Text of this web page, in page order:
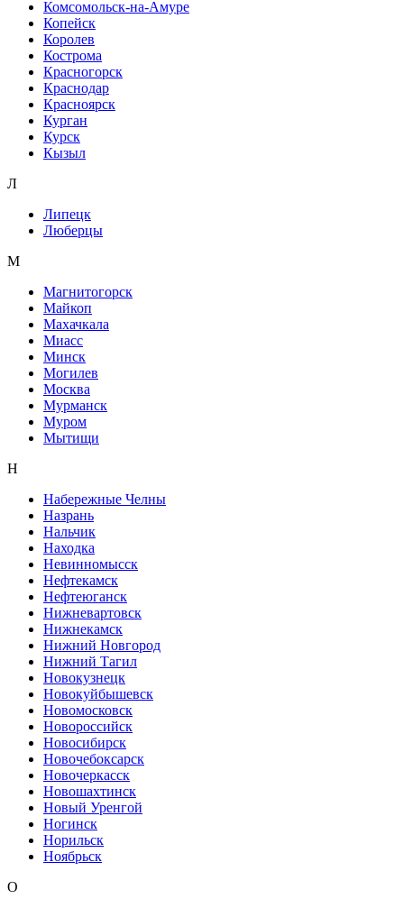
Комсомольск-на-Амуре
Копейск
Королев
Кострома
Красногорск
Краснодар
Красноярск
Курган
Курск
Кызыл
Л
Липецк
Люберцы
М
Магнитогорск
Майкоп
Махачкала
Миасс
Минск
Могилев
Москва
Мурманск
Муром
Мытищи
Н
Набережные Челны
Назрань
Нальчик
Находка
Невинномысск
Нефтекамск
Нефтеюганск
Нижневартовск
Нижнекамск
Нижний Новгород
Нижний Тагил
Новокузнецк
Новокуйбышевск
Новомосковск
Новороссийск
Новосибирск
Новочебоксарск
Новочеркасск
Новошахтинск
Новый Уренгой
Ногинск
Норильск
Ноябрьск
О